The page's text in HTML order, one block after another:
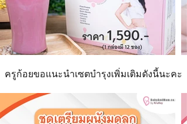
ครูก้อยขอแนะนำเซตบำรุงเพิ่มเติมดังนี้นะคะ